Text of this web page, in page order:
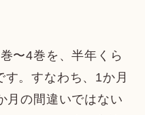
〜4巻を、半年くら
。すなわち、1か月
月の間違いではない